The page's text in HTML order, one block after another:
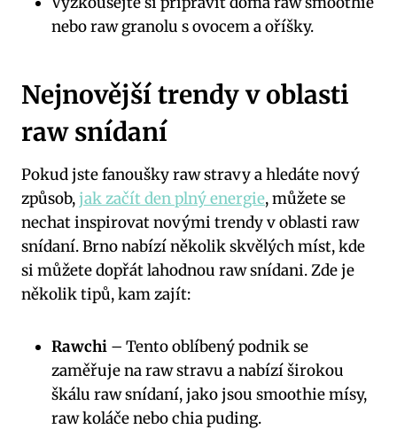
nebo raw granolu s ovocem a oříšky.
Nejnovější trendy v oblasti
raw snídaní
Pokud jste fanoušky raw stravy a hledáte nový
způsob,jak začít den plný energie, můžete se
nechat inspirovat novými trendy v oblasti raw
snídaní. Brno nabízí několik skvělých míst, kde
si můžete dopřát lahodnou raw snídani. Zde je
několik tipů, kam zajít:
Rawchi – Tento oblíbený podnik se
zaměřuje na raw stravu a nabízí širokou
škálu raw snídaní, jako jsou smoothie mísy,
raw koláče nebo chia puding.